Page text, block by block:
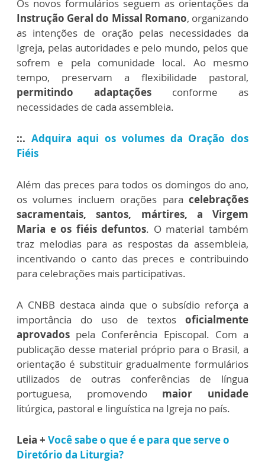
Os novos formulários seguem as orientações da
Instrução Geral do Missal Romano, organizando
as intenções de oração pelas necessidades da
Igreja, pelas autoridades e pelo mundo, pelos que
sofrem e pela comunidade local. Ao mesmo
tempo, preservam a flexibilidade pastoral,
permitindo adaptações conforme as
necessidades de cada assembleia.
::. Adquira aqui os volumes da Oração dos
Fiéis
Além das preces para todos os domingos do ano,
os volumes incluem orações para celebrações
sacramentais, santos, mártires, a Virgem
Maria e os fiéis defuntos. O material também
traz melodias para as respostas da assembleia,
incentivando o canto das preces e contribuindo
para celebrações mais participativas.
A CNBB destaca ainda que o subsídio reforça a
importância do uso de textos oficialmente
aprovados pela Conferência Episcopal. Com a
publicação desse material próprio para o Brasil, a
orientação é substituir gradualmente formulários
utilizados de outras conferências de língua
portuguesa, promovendo maior unidade
litúrgica, pastoral e linguística na Igreja no país.
Leia + Você sabe o que é e para que serve o
Diretório da Liturgia?